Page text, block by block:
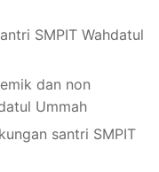
SMPIT Wahdatul
dan non
Ummah
santri SMPIT